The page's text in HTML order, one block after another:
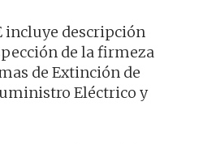
incluye descripción
de la firmeza
de Extinción de
Eléctrico y